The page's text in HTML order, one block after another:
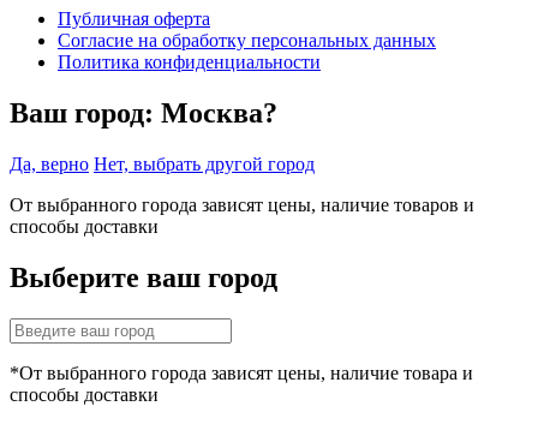
Публичная оферта
Согласие на обработку персональных данных
Политика конфиденциальности
Ваш город: Москва?
Да, верно Нет, выбрать другой город
От выбранного города зависят цены, наличие товаров и
способы доставки
Выберите ваш город
*От выбранного города зависят цены, наличие товара и
способы доставки